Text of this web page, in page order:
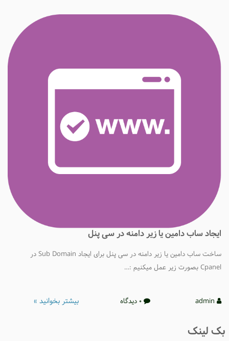
ایجاد ساب دامین یا زیر دامنه در سی پنل
ساخت ساب دامین یا زیر دامنه در سی پنل برای ایجاد Sub Domain در
Cpanel بصورت زیر عمل میکنیم :…
0 دیدگاه بیشتر بخوانید »
لینک